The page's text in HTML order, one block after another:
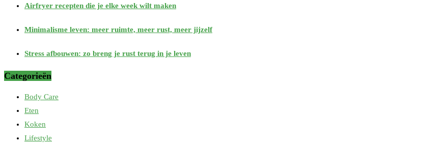
Airfryer recepten die je elke week wilt maken
Minimalisme leven: meer ruimte, meer rust, meer jijzelf
Stress afbouwen: zo breng je rust terug in je leven
Categorieën
Body Care
Eten
Koken
Lifestyle